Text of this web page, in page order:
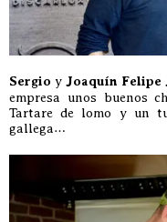
Sergio y Joaquín Felipe
empresa unos buenos
Tartare de lomo y un
gallega…